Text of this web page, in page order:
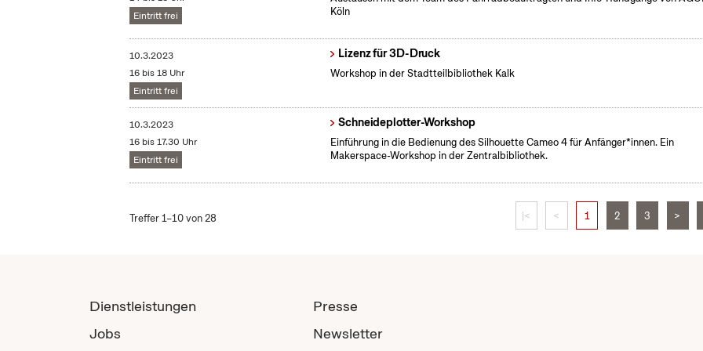
Eintritt frei
Köln
10.3.2023
16 bis 18 Uhr
Eintritt frei
Lizenz für 3D-Druck
Workshop in der Stadtteilbibliothek Kalk
10.3.2023
16 bis 17.30 Uhr
Eintritt frei
Schneideplotter-Workshop
​Einführung in die Bedienung des Silhouette Cameo 4 für Anfänger*innen. Ein
Makerspace-Workshop in der Zentralbibliothek.
Treffer 1–10 von 28 |< < 1 2 3 >
Dienstleistungen
Jobs
Presse
Newsletter